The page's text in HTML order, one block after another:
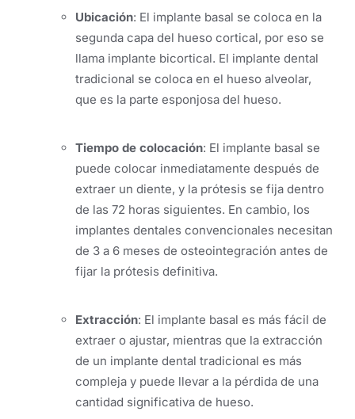
Ubicación: El implante basal se coloca en la
segunda capa del hueso cortical, por eso se
llama implante bicortical. El implante dental
tradicional se coloca en el hueso alveolar,
que es la parte esponjosa del hueso.
Tiempo de colocación: El implante basal se
puede colocar inmediatamente después de
extraer un diente, y la prótesis se fija dentro
de las 72 horas siguientes. En cambio, los
implantes dentales convencionales necesitan
de 3 a 6 meses de osteointegración antes de
fijar la prótesis definitiva.
Extracción: El implante basal es más fácil de
extraer o ajustar, mientras que la extracción
de un implante dental tradicional es más
compleja y puede llevar a la pérdida de una
cantidad significativa de hueso.